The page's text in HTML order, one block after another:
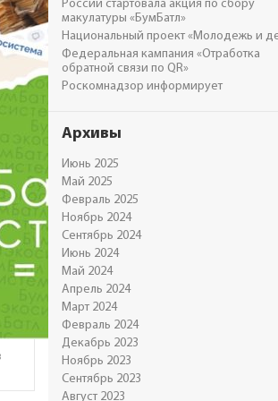
России стартовала акция по сбору
макулатуры «БумБатл»
Национальный проект «Молодежь и
Федеральная кампания «Отработка
обратной связи по QR»
Роскомнадзор информирует
Архивы
Июнь 2025
Май 2025
Февраль 2025
Ноябрь 2024
Сентябрь 2024
Июнь 2024
Май 2024
Апрель 2024
Март 2024
Февраль 2024
Декабрь 2023
Ноябрь 2023
Сентябрь 2023
Август 2023